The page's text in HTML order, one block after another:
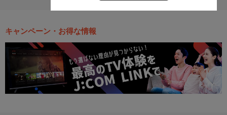
キャンペーン・お得な情報